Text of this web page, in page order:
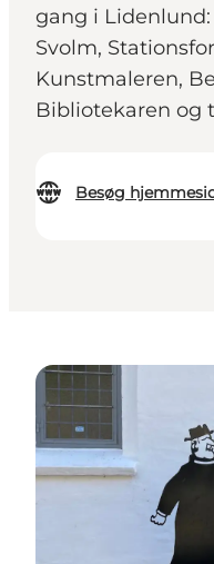
gang i
Svolm,
Kunstmaleren,
Bibliotekaren og
Besøg